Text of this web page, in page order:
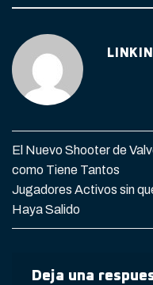
El Nuevo Shooter de
como Tiene Tantos
Jugadores Activos sin
Haya Salido
Deja una